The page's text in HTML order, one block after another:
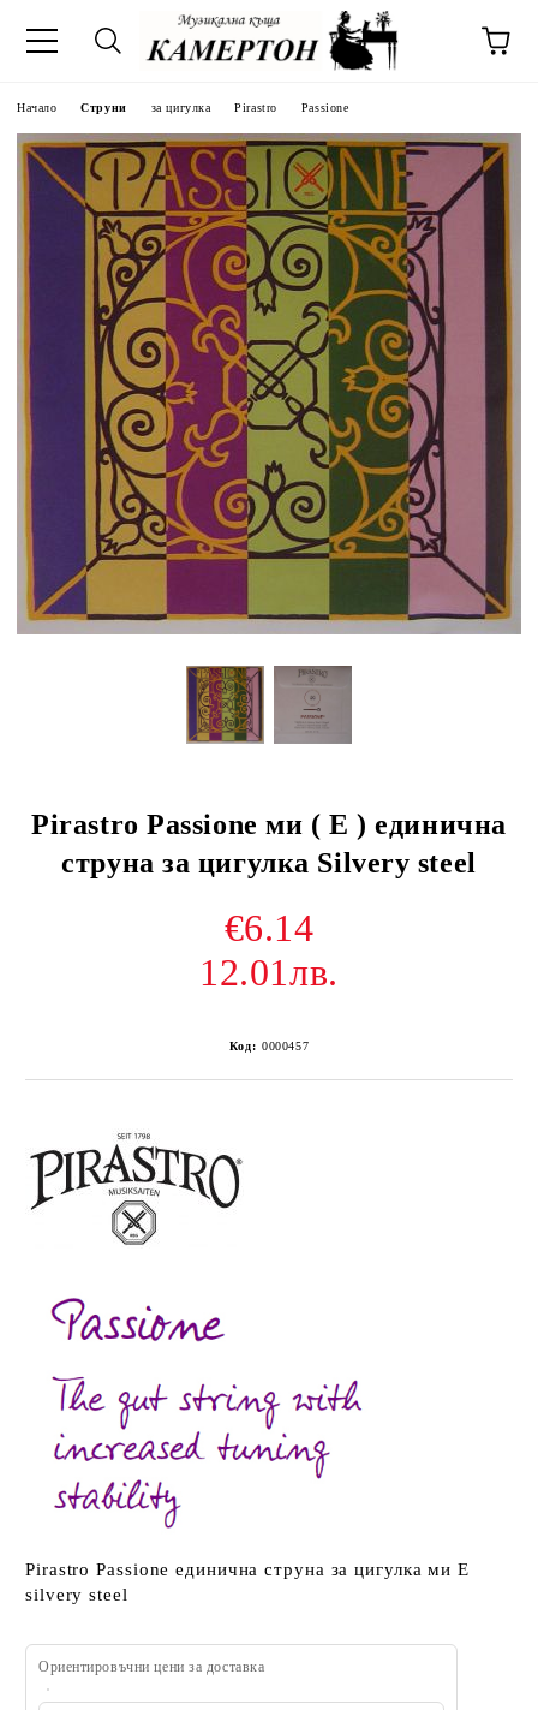
Начало Струни за цигулка Pirastro Passione
Pirastro Passione ми ( E ) единична
струна за цигулка Silvery steel
€6.14
12.01лв.
Код: 0000457
Pirastro Passione единична струна за цигулка ми E
silvery steel
Ориентировъчни цени за доставка